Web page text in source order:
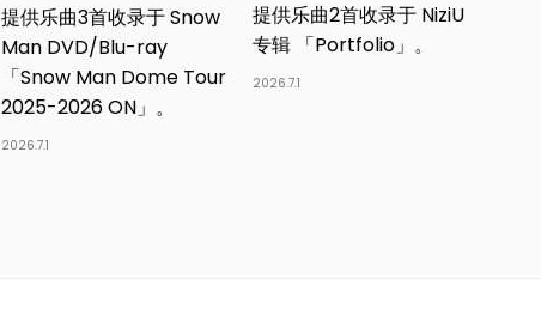
提供乐曲3首收录于 Snow
Man DVD/Blu-ray
「Snow Man Dome Tour
2025-2026 ON」。
2026.7.1
提供乐曲2首收录于 NiziU
专辑 「Portfolio」。
2026.7.1